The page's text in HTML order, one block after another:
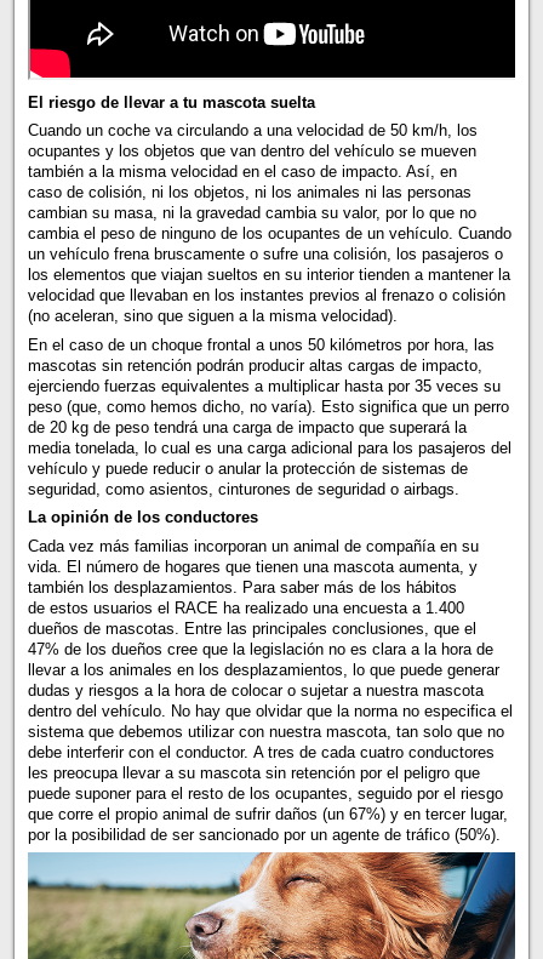
El riesgo de llevar a tu mascota suelta
Cuando un coche va circulando a una velocidad de 50 km/h, los
ocupantes y los objetos que van dentro del vehículo se mueven
también a la misma velocidad en el caso de impacto. Así, en
caso de colisión, ni los objetos, ni los animales ni las personas
cambian su masa, ni la gravedad cambia su valor, por lo que no
cambia el peso de ninguno de los ocupantes de un vehículo. Cuando
un vehículo frena bruscamente o sufre una colisión, los pasajeros o
los elementos que viajan sueltos en su interior tienden a mantener la
velocidad que llevaban en los instantes previos al frenazo o colisión
(no aceleran, sino que siguen a la misma velocidad).
En el caso de un choque frontal a unos 50 kilómetros por hora, las
mascotas sin retención podrán producir altas cargas de impacto,
ejerciendo fuerzas equivalentes a multiplicar hasta por 35 veces su
peso (que, como hemos dicho, no varía). Esto significa que un perro
de 20 kg de peso tendrá una carga de impacto que superará la
media tonelada, lo cual es una carga adicional para los pasajeros del
vehículo y puede reducir o anular la protección de sistemas de
seguridad, como asientos, cinturones de seguridad o airbags.
La opinión de los conductores
Cada vez más familias incorporan un animal de compañía en su
vida. El número de hogares que tienen una mascota aumenta, y
también los desplazamientos. Para saber más de los hábitos
de estos usuarios el RACE ha realizado una encuesta a 1.400
dueños de mascotas. Entre las principales conclusiones, que el
47% de los dueños cree que la legislación no es clara a la hora de
llevar a los animales en los desplazamientos, lo que puede generar
dudas y riesgos a la hora de colocar o sujetar a nuestra mascota
dentro del vehículo. No hay que olvidar que la norma no especifica el
sistema que debemos utilizar con nuestra mascota, tan solo que no
debe interferir con el conductor. A tres de cada cuatro conductores
les preocupa llevar a su mascota sin retención por el peligro que
puede suponer para el resto de los ocupantes, seguido por el riesgo
que corre el propio animal de sufrir daños (un 67%) y en tercer lugar,
por la posibilidad de ser sancionado por un agente de tráfico (50%).